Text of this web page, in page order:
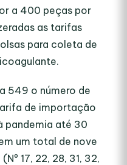
a 400 peças por
as tarifas
para coleta de
549 o número de
de importação
pandemia até 30
um total de nove
17, 22, 28, 31, 32,